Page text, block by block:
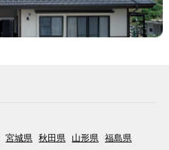
宮城県 秋田県 山形県 福島県